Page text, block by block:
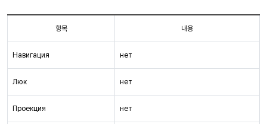
항목 내용
Навигация нет
Люк нет
Проекция нет